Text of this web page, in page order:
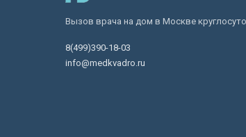
Вызов врача на дом в Москве
8(499)390-18-03
info@medkvadro.ru